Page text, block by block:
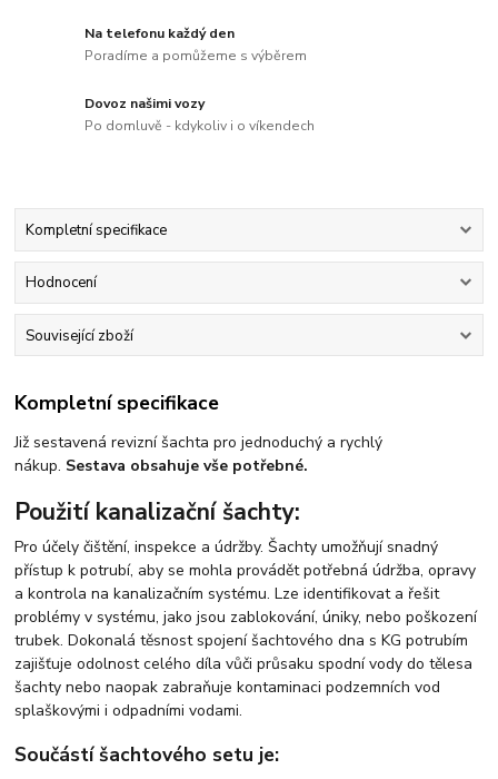
Na telefonu každý den
Poradíme a pomůžeme s výběrem
Dovoz našimi vozy
Po domluvě - kdykoliv i o víkendech
Kompletní specifikace
Hodnocení
Související zboží
Kompletní specifikace
Již sestavená revizní šachta pro jednoduchý a rychlý
nákup. Sestava obsahuje vše potřebné.
Použití kanalizační šachty:
Pro účely čištění, inspekce a údržby. Šachty umožňují snadný
přístup k potrubí, aby se mohla provádět potřebná údržba, opravy
a kontrola na kanalizačním systému. Lze identifikovat a řešit
problémy v systému, jako jsou zablokování, úniky, nebo poškození
trubek. Dokonalá těsnost spojení šachtového dna s KG potrubím
zajišťuje odolnost celého díla vůči průsaku spodní vody do tělesa
šachty nebo naopak zabraňuje kontaminaci podzemních vod
splaškovými i odpadními vodami.
Součástí šachtového setu je: